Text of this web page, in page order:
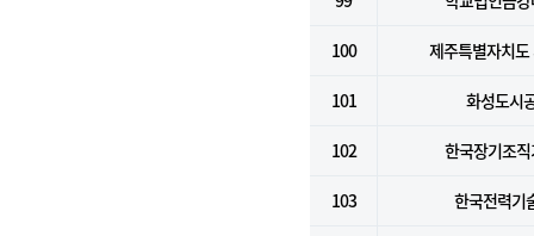
100 제주특별자치도
101 화성도시
102 한국장기조
103 한국전력기